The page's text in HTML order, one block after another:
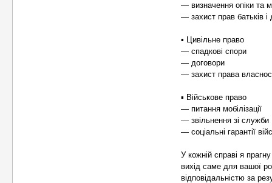
— визначення опіки та
— захист прав батьків і
▪️ Цивільне право
— спадкові спори
— договори
— захист права
▪️ Військове право
— питання мобілізації
— звільнення зі служби
— соціальні гарантії
У кожній справі я
вихід саме для вашої
відповідальністю за